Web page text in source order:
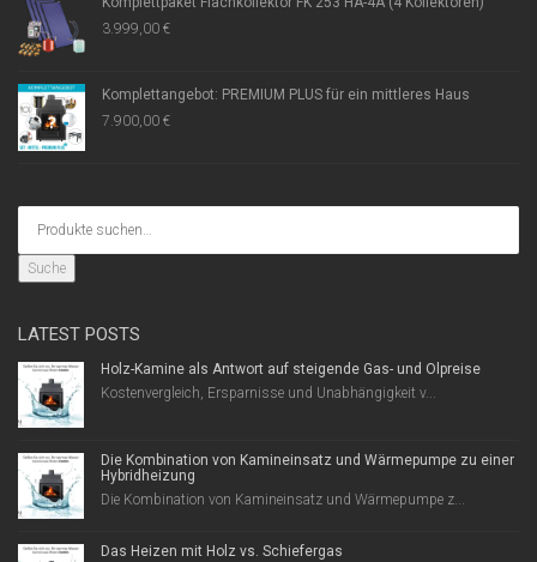
3.999,00 €
Komplettangebot: PREMIUM PLUS für ein mittleres Haus
7.900,00 €
Suche
LATEST POSTS
Holz-Kamine als Antwort auf steigende Gas- und Ölpreise
Kostenvergleich, Ersparnisse und Unabhängigkeit v...
Die Kombination von Kamineinsatz und Wärmepumpe zu einer
Hybridheizung
Die Kombination von Kamineinsatz und Wärmepumpe z...
Das Heizen mit Holz vs. Schiefergas